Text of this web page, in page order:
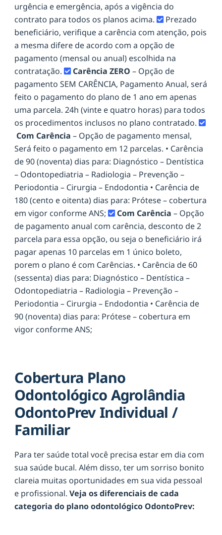
urgência e emergência, após a vigência do
contrato para todos os planos acima.
Prezado
beneficiário, verifique a carência com atenção, pois
a mesma difere de acordo com a opção de
pagamento (mensal ou anual) escolhida na
contratação.
Carência ZERO – Opção de
pagamento SEM CARÊNCIA, Pagamento Anual, será
feito o pagamento do plano de 1 ano em apenas
uma parcela. 24h (vinte e quatro horas) para todos
os procedimentos inclusos no plano contratado.
Com Carência – Opção de pagamento mensal,
Será feito o pagamento em 12 parcelas. • Carência
de 90 (noventa) dias para: Diagnóstico – Dentística
– Odontopediatria – Radiologia – Prevenção –
Periodontia – Cirurgia – Endodontia • Carência de
180 (cento e oitenta) dias para: Prótese – cobertura
em vigor conforme ANS;
Com Carência – Opção
de pagamento anual com carência, desconto de 2
parcela para essa opção, ou seja o beneficiário irá
pagar apenas 10 parcelas em 1 único boleto,
porem o plano é com Carências. • Carência de 60
(sessenta) dias para: Diagnóstico – Dentística –
Odontopediatria – Radiologia – Prevenção –
Periodontia – Cirurgia – Endodontia • Carência de
90 (noventa) dias para: Prótese – cobertura em
vigor conforme ANS;
Cobertura Plano
Odontológico Agrolândia
OdontoPrev Individual /
Familiar
Para ter saúde total você precisa estar em dia com
sua saúde bucal. Além disso, ter um sorriso bonito
clareia muitas oportunidades em sua vida pessoal
e profissional. Veja os diferenciais de cada
categoria do plano odontológico OdontoPrev: